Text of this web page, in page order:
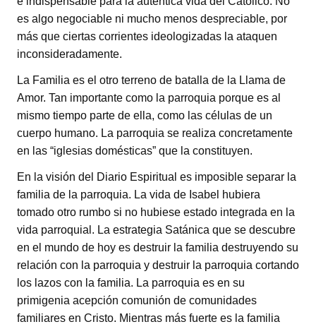
es algo negociable ni mucho menos despreciable, por
más que ciertas corrientes ideologizadas la ataquen
inconsideradamente.
La Familia es el otro terreno de batalla de la Llama de
Amor. Tan importante como la parroquia porque es al
mismo tiempo parte de ella, como las células de un
cuerpo humano. La parroquia se realiza concretamente
en las “iglesias domésticas” que la constituyen.
En la visión del Diario Espiritual es imposible separar la
familia de la parroquia. La vida de Isabel hubiera
tomado otro rumbo si no hubiese estado integrada en la
vida parroquial. La estrategia Satánica que se descubre
en el mundo de hoy es destruir la familia destruyendo su
relación con la parroquia y destruir la parroquia cortando
los lazos con la familia. La parroquia es en su
primigenia acepción comunión de comunidades
familiares en Cristo. Mientras más fuerte es la familia